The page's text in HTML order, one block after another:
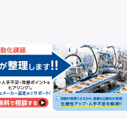
が低いので野外
用できます。 ■
テフラン 剤型 発
虫、チョウバエ